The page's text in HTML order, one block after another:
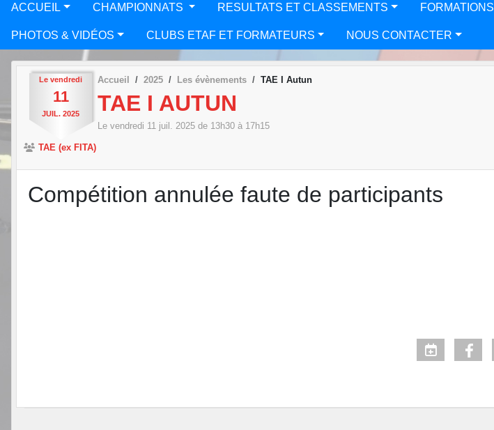
ACCUEIL CHAMPIONNATS RESULTATS ET CLASSEMENTS FORMATIONS
PHOTOS & VIDÉOS CLUBS ETAF ET FORMATEURS NOUS CONTACTER
Le vendredi
11
JUIL. 2025
Accueil 2025 Les évènements TAE I Autun
TAE I AUTUN
Le vendredi 11 juil. 2025 de 13h30 à 17h15
TAE (ex FITA)
Compétition annulée faute de participants